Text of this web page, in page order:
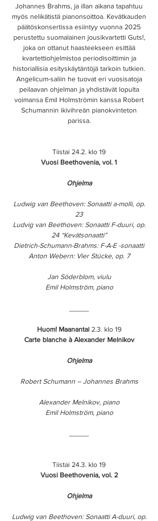
Johannes Brahms, ja illan aikana tapahtuu
myös nelikätistä pianonsoittoa. Kevätkauden
päätöskonsertissa esiintyy vuonna 2025
perustettu suomalainen jousikvartetti Guts!,
joka on ottanut haasteekseen esittää
kvartettiohjelmistoa periodisoittimin ja
historiallisia esityskäytäntöjä tarkoin tutkien.
Angelicum-saliin he tuovat eri vuosisatoja
peilaavan ohjelman ja yhdistävät lopulta
voimansa Emil Holmströmin kanssa Robert
Schumannin ikivihreän pianokvinteton
parissa.
Tiistai 24.2. klo 19
Vuosi Beethovenia, vol. 1
Ohjelma
Ludwig van Beethoven: Sonaatti a-molli, op.
23
Ludvig van Beethoven: Sonaatti F-duuri, op.
24 “Kevätsonaatti”
Dietrich-Schumann-Brahms: F-A-E -sonaatti
Anton Webern: Vier Stücke, op. 7
Jan Söderblom, viulu
Emil Holmström, piano
Huom! Maanantai2.3. klo 19
Carte blanche à Alexander Melnikov
Ohjelma
Robert Schumann – Johannes Brahms
Alexander Melnikov, piano
Emil Holmström, piano
Tiistai 24.3. klo 19
Vuosi Beethovenia, vol. 2
Ohjelma
Ludwig van Beethoven: Sonaatti A-duuri, op.